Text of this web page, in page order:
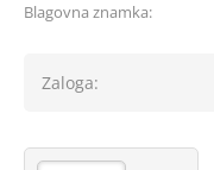
Blagovna znamka:
Zaloga: